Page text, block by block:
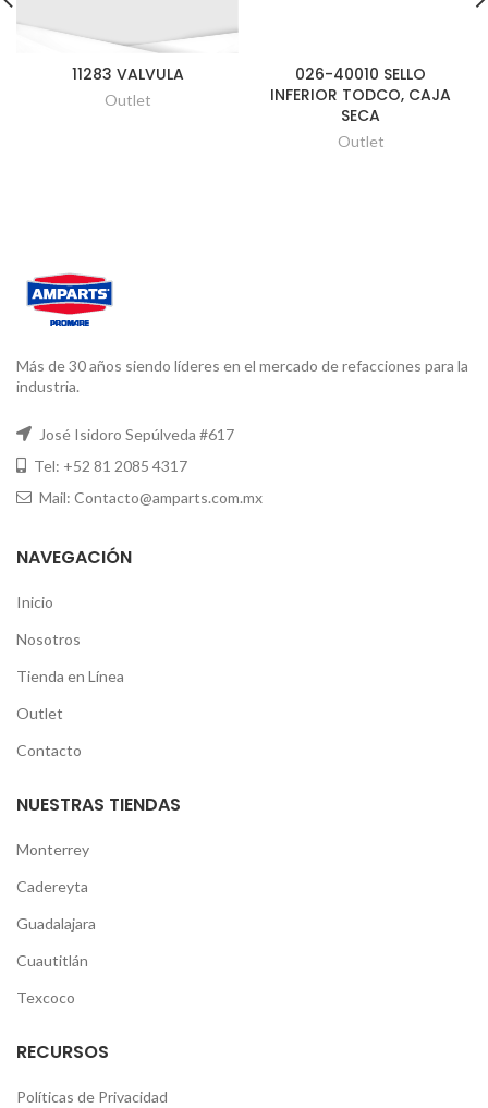
11283 VALVULA
Outlet
026-40010 SELLO
INFERIOR TODCO, CAJA
SECA
Outlet
Más de 30 años siendo líderes en el mercado de refacciones para la
industria.
José Isidoro Sepúlveda #617
Tel: +52 81 2085 4317
Mail: Contacto@amparts.com.mx
NAVEGACIÓN
Inicio
Nosotros
Tienda en Línea
Outlet
Contacto
NUESTRAS TIENDAS
Monterrey
Cadereyta
Guadalajara
Cuautitlán
Texcoco
RECURSOS
Políticas de Privacidad